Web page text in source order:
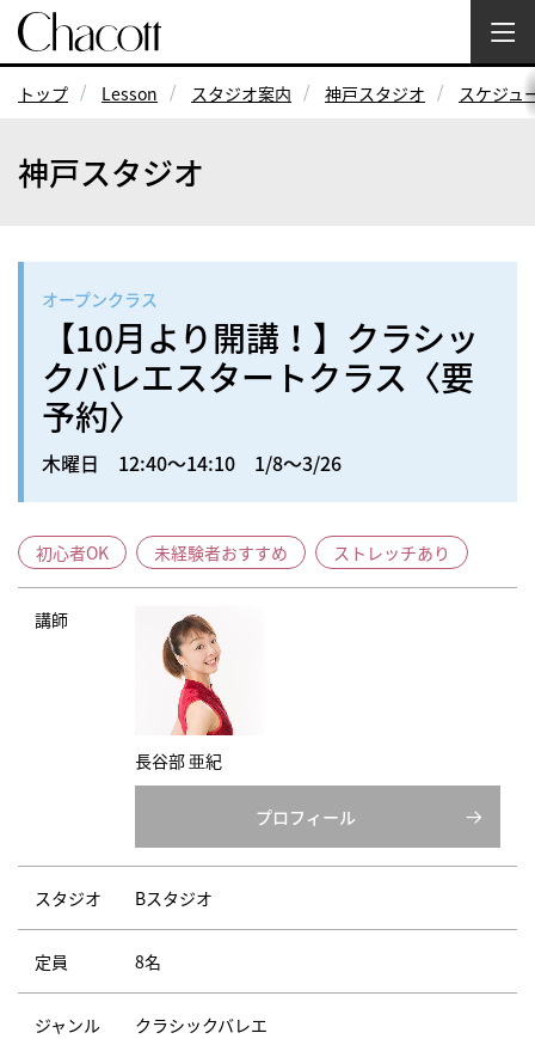
トップ Lesson スタジオ案内 神戸スタジオ スケジュ
神戸スタジオ
オープンクラス
【10月より開講！】クラシッ
クバレエスタートクラス〈要
予約〉
木曜日 12:40～14:10 1/8～3/26
初心者OK 未経験者おすすめ ストレッチあり
講師
長谷部 亜紀
プロフィール
スタジオ Bスタジオ
定員 8名
ジャンル クラシックバレエ